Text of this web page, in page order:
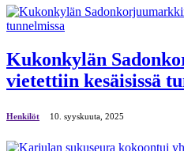
Kukonkylän
vietettiin kesäisissä
Henkilöt 10. syyskuuta, 2025